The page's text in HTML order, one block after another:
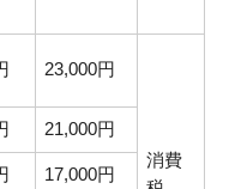
23,000円
消費
21,000円
17,000円